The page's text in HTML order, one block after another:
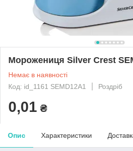
Морожениця Silver Crest
Немає в наявності
Код: id_1161 SEMD12A1
Роздріб
0,01 ₴
Опис Характеристики